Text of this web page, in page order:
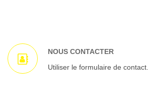
NOUS CONTACTER
Utiliser le formulaire de contact.